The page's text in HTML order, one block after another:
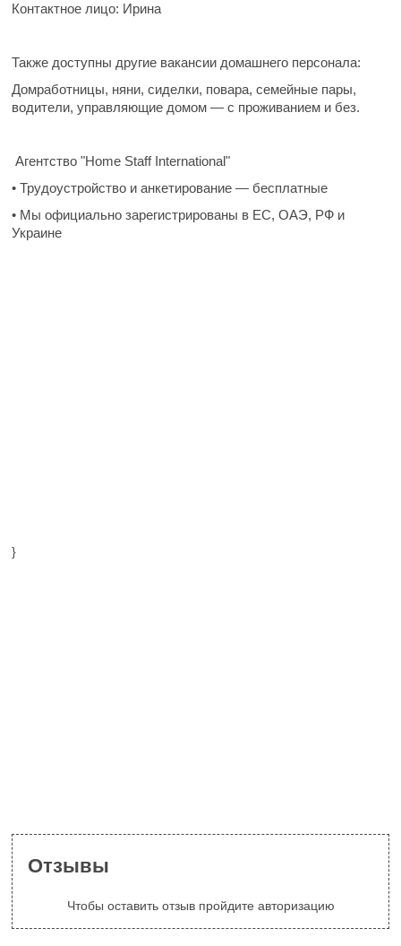
Контактное лицо: Ирина
Также доступны другие вакансии домашнего персонала:
Домработницы, няни, сиделки, повара, семейные пары,
водители, управляющие домом — с проживанием и без.
Агентство "Home Staff International"
• Трудоустройство и анкетирование — бесплатные
• Мы официально зарегистрированы в ЕС, ОАЭ, РФ и
Украине
}
Отзывы
Чтобы оставить отзыв пройдите авторизацию